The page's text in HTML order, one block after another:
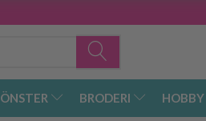
BRODERI HOBBY